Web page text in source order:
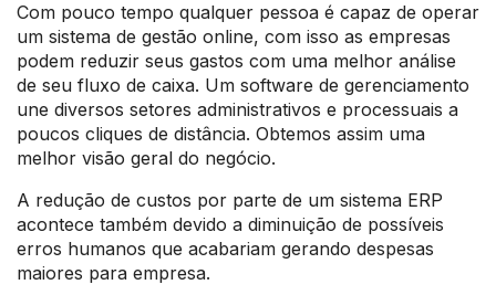
Com pouco tempo qualquer pessoa é capaz de operar
um sistema de gestão online, com isso as empresas
podem reduzir seus gastos com uma melhor análise
de seu fluxo de caixa. Um software de gerenciamento
une diversos setores administrativos e processuais a
poucos cliques de distância. Obtemos assim uma
melhor visão geral do negócio.
A redução de custos por parte de um sistema ERP
acontece também devido a diminuição de possíveis
erros humanos que acabariam gerando despesas
maiores para empresa.